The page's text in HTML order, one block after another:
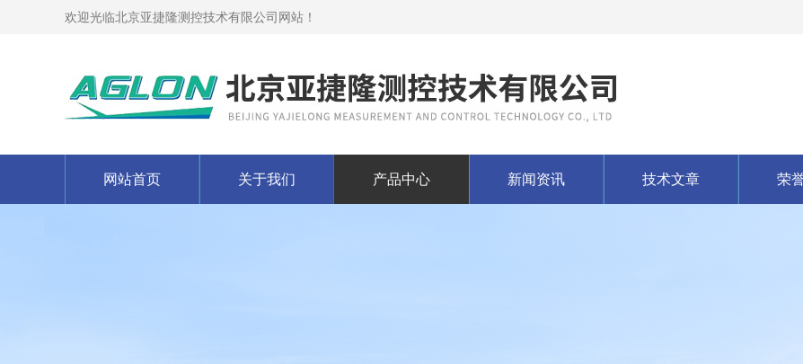
欢迎光临北京亚捷隆测控技术有限公司网站！
网站首页 关于我们 产品中心 新闻资讯 技术文章 荣